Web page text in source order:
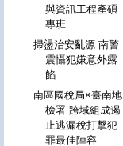
與資訊工程產碩
專班
掃盪治安亂源 南警
震懾犯嫌意外露
餡
南區國稅局×臺南地
檢署 跨域組成遏
止逃漏稅打擊犯
罪最佳陣容